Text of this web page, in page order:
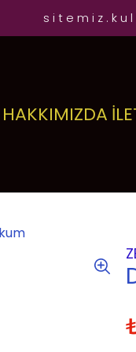
s i t e m i z . k u l
HAKKIMIZDA